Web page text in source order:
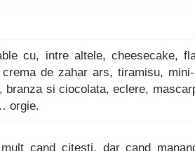
cu, intre altele, cheesecake,
de zahar ars, tiramisu,
branza si ciocolata, eclere,
orgie.
cand citesti, dar cand